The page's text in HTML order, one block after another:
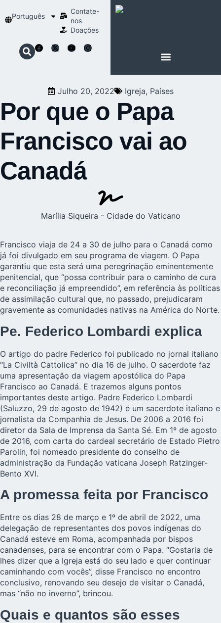
Português
Contate-
nos
Doações
Julho 20, 2022 Igreja, Países
Por que o Papa
Francisco vai ao
Canadá
Marília Siqueira - Cidade do Vaticano
Francisco viaja de 24 a 30 de julho para o Canadá como
já foi divulgado em seu programa de viagem. O Papa
garantiu que esta será uma peregrinação eminentemente
penitencial, que “possa contribuir para o caminho de cura
e reconciliação já empreendido”, em referência às políticas
de assimilação cultural que, no passado, prejudicaram
gravemente as comunidades nativas na América do Norte.
Pe. Federico Lombardi explica
O artigo do padre Federico foi publicado no jornal italiano
“La Civiltà Cattolica” no dia 16 de julho. O sacerdote faz
uma apresentação da viagem apostólica do Papa
Francisco ao Canadá. E trazemos alguns pontos
importantes deste artigo. Padre Federico Lombardi
(Saluzzo, 29 de agosto de 1942) é um sacerdote italiano e
jornalista da Companhia de Jesus. De 2006 a 2016 foi
diretor da Sala de Imprensa da Santa Sé. Em 1º de agosto
de 2016, com carta do cardeal secretário de Estado Pietro
Parolin, foi nomeado presidente do conselho de
administração da Fundação vaticana Joseph Ratzinger-
Bento XVI.
A promessa feita por Francisco
Entre os dias 28 de março e 1º de abril de 2022, uma
delegação de representantes dos povos indígenas do
Canadá esteve em Roma, acompanhada por bispos
canadenses, para se encontrar com o Papa. “Gostaria de
lhes dizer que a Igreja está do seu lado e quer continuar
caminhando com vocês”, disse Francisco no encontro
conclusivo, renovando seu desejo de visitar o Canadá,
mas “não no inverno”, brincou.
Quais e quantos são esses